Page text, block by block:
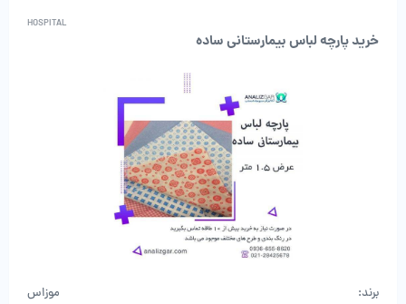
HOSPITAL
خرید پارچه لباس بیمارستانی ساده
برند:
موزاس